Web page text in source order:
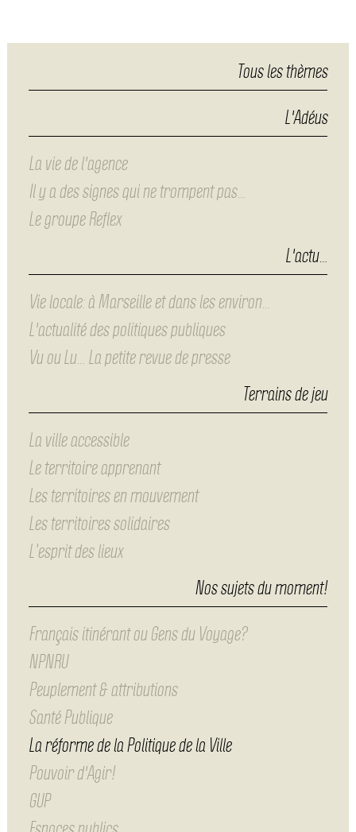
Tous les thèmes
L'Adéus
La vie de l'agence
Il y a des signes qui ne trompent pas…
Le groupe Reflex
L'actu…
Vie locale: à Marseille et dans les environ…
L'actualité des politiques publiques
Vu ou Lu… La petite revue de presse
Terrains de jeu
La ville accessible
Le territoire apprenant
Les territoires en mouvement
Les territoires solidaires
L’esprit des lieux
Nos sujets du moment!
Français itinérant ou Gens du Voyage?
NPNRU
Peuplement & attributions
Santé Publique
La réforme de la Politique de la Ville
Pouvoir d'Agir!
GUP